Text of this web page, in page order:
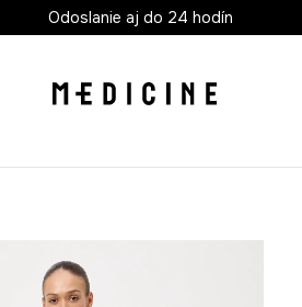
Odoslanie aj do 24 hodín